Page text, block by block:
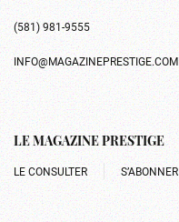
(581) 981-9555
INFO@MAGAZINEPRESTIGE.COM
LE MAGAZINE PRESTIGE
LE CONSULTER S’ABONNER